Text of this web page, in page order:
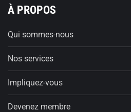
À PROPOS
Qui sommes-nous
Nos services
Impliquez-vous
Devenez membre